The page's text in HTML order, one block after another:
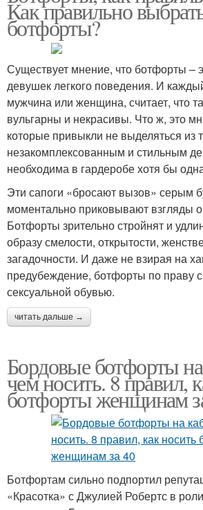
Как правильно
ботфорты?
Существует мнение, что ботфорты –
девушек легкого поведения. И
мужчина или женщина, считает, что
вульгарны и некрасивы. Что ж, это
которые привыкли не выделяться
незакомплексованным и стильным
необходима в гардеробе хотя бы
Эти сапоги «бросают вызов» серым
моментально приковывают взгляды
Ботфорты зрительно стройнят и
образу смелости, открытости,
загадочности. И даже не взирая на
предубеждение, ботфорты по праву
сексуальной обувью.
читать дальше →
Бордовые ботфорты
чем носить. 8 правил,
ботфорты женщинам
Ботфортам сильно подпортил
«Красотка» с Джулией Робертс в